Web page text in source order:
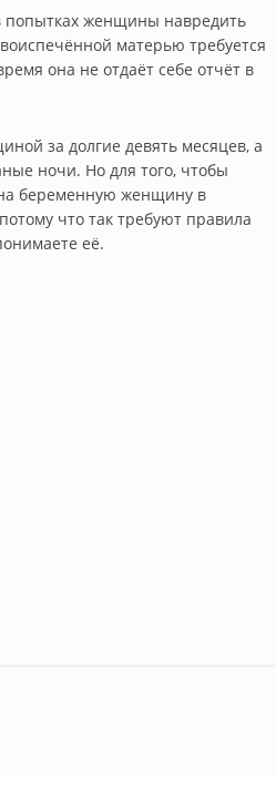
попытках женщины навредить
матерью требуется
она не отдаёт себе отчёт в
за долгие девять месяцев, а
ночи. Но для того, чтобы
беременную женщину в
что так требуют правила
её.